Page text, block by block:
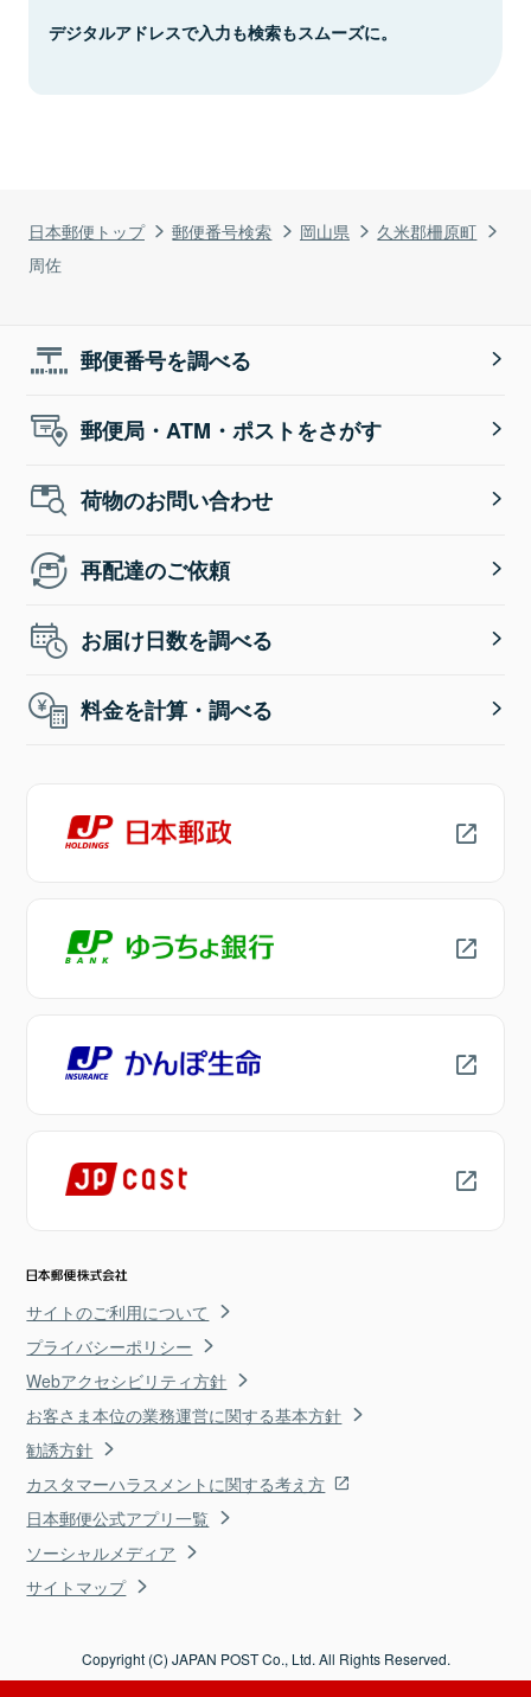
日本郵便トップ 郵便番号検索 岡山県
久米郡柵原町
周佐
デジタルアドレスで入力も検索もスムーズに。
郵便番号を調べる
郵便局・ATM・ポストをさがす
荷物のお問い合わせ
再配達のご依頼
お届け日数を調べる
料金を計算・調べる
サイトのご利用について
プライバシーポリシー
Webアクセシビリティ方針
お客さま本位の業務運営に関する基本方針
勧誘方針
カスタマーハラスメントに関する考え方
日本郵便公式アプリ一覧
ソーシャルメディア
サイトマップ
Copyright (C) JAPAN POST Co., Ltd. All Rights Reserved.